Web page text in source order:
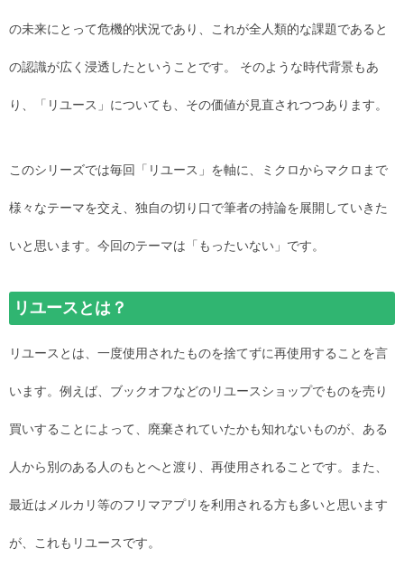
の未来にとって危機的状況であり、これが全人類的な課題であると
の認識が広く浸透したということです。 そのような時代背景もあ
り、「リユース」についても、その価値が見直されつつあります。
このシリーズでは毎回「リユース」を軸に、ミクロからマクロまで
様々なテーマを交え、独自の切り口で筆者の持論を展開していきた
いと思います。今回のテーマは「もったいない」です。
リユースとは？
リユースとは、一度使用されたものを捨てずに再使用することを言
います。例えば、ブックオフなどのリユースショップでものを売り
買いすることによって、廃棄されていたかも知れないものが、ある
人から別のある人のもとへと渡り、再使用されることです。また、
最近はメルカリ等のフリマアプリを利用される方も多いと思います
が、これもリユースです。